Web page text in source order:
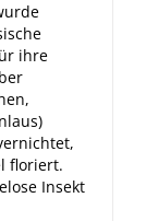
ihre
floriert.
Insekt